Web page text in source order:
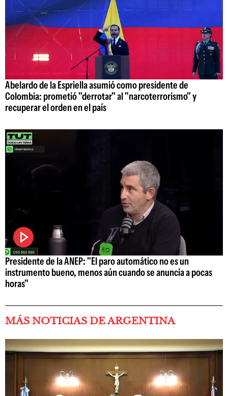
Abelardo de la Espriella asumió como presidente de
Colombia: prometió "derrotar" al "narcoterrorismo" y
recuperar el orden en el país
Presidente de la ANEP: "El paro automático no es un
instrumento bueno, menos aún cuando se anuncia a pocas
horas"
MÁS NOTICIAS DE ARGENTINA